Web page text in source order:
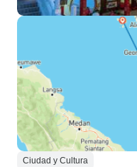
Ciudad y Cultura